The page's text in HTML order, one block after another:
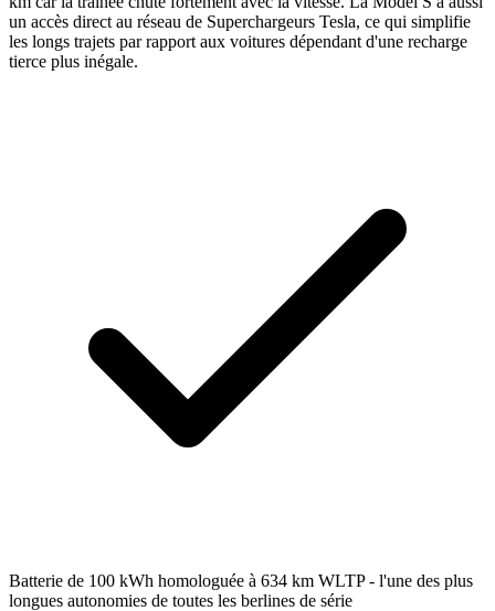
un accès direct au réseau de Superchargeurs Tesla, ce qui simplifie
les longs trajets par rapport aux voitures dépendant d'une recharge
tierce plus inégale.
Batterie de 100 kWh homologuée à 634 km WLTP - l'une des plus
longues autonomies de toutes les berlines de série